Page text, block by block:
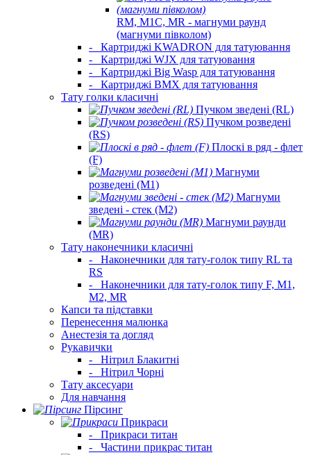
RM, M1C, MR - магнуми раунд
(магнуми півколом)
-
Картриджі KWADRON для татуювання
-
Картриджі WJX для татуювання
-
Картриджі Big Wasp для татуювання
-
Картриджі BMX для татуювання
Тату голки класичні
Пучком зведені (RL)
Пучком розведені
(RS)
Плоскі в ряд - флет
(F)
Магнуми
розведені (M1)
Магнуми
зведені - стек (M2)
Магнуми раунди
(MR)
Тату наконечники класичні
-
Наконечники для тату-голок типу RL та
RS
-
Наконечники для тату-голок типу F, M1,
M2, MR
Капси та підставки
Перенесення малюнка
Анестезія та догляд
Рукавички
-
Нітрил Блакитні
-
Нітрил Чорні
Тату аксесуари
Для навчання
Пірсинг
Прикраси
-
Прикраси титан
-
Частини прикрас титан